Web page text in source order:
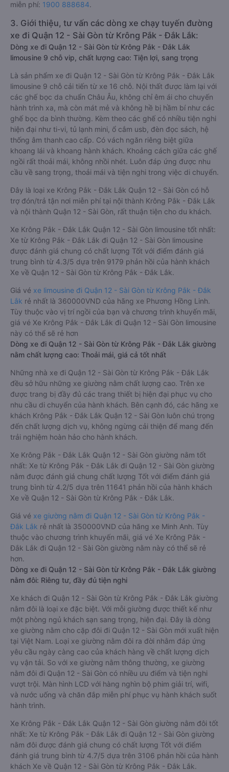
miễn phí: 1900 888684.
3. Giới thiệu, tư vấn các dòng xe chạy tuyến đường
xe đi Quận 12 - Sài Gòn từ Krông Pắk - Đắk Lắk:
Dòng xe đi Quận 12 - Sài Gòn từ Krông Pắk - Đắk Lắk
limousine 9 chỗ vip, chất lượng cao: Tiện lợi, sang trọng
Là sản phẩm xe đi Quận 12 - Sài Gòn từ Krông Pắk - Đắk Lắk
limousine 9 chỗ cải tiến từ xe 16 chỗ. Nội thất được làm lại với
các ghế bọc da chuẩn Châu Âu, không chỉ êm ái cho chuyến
hành trình xa, mà còn mát mẻ và không hề bị hầm bí như các
ghế bọc da bình thường. Kèm theo các ghế có nhiều tiện nghi
hiện đại như ti-vi, tủ lạnh mini, ổ cắm usb, đèn đọc sách, hệ
thống âm thanh cao cấp. Có vách ngăn riêng biệt giữa
khoang lái và khoang hành khách. Khoảng cách giữa các ghế
ngồi rất thoải mái, không nhồi nhét. Luôn đáp ứng được nhu
cầu về sang trọng, thoải mái và tiện nghi trong việc di chuyển.
Đây là loại xe Krông Pắk - Đắk Lắk Quận 12 - Sài Gòn có hỗ
trợ đón/trả tận nơi miễn phí tại nội thành Krông Pắk - Đắk Lắk
và nội thành Quận 12 - Sài Gòn, rất thuận tiện cho du khách.
Xe Krông Pắk - Đắk Lắk Quận 12 - Sài Gòn limousine tốt nhất:
Xe từ Krông Pắk - Đắk Lắk đi Quận 12 - Sài Gòn limousine
được đánh giá chung có chất lượng Tốt với điểm đánh giá
trung bình từ 4.3/5 dựa trên 9179 phản hồi của hành khách
Xe về Quận 12 - Sài Gòn từ Krông Pắk - Đắk Lắk.
Giá vé xe limousine đi Quận 12 - Sài Gòn từ Krông Pắk - Đắk
Lắk rẻ nhất là 360000VND của hãng xe Phương Hồng Linh.
Tùy thuộc vào vị trí ngồi của bạn và chương trình khuyến mãi,
giá vé Xe Krông Pắk - Đắk Lắk đi Quận 12 - Sài Gòn limousine
này có thể sẽ rẻ hơn
Dòng xe đi Quận 12 - Sài Gòn từ Krông Pắk - Đắk Lắk giường
nằm chất lượng cao: Thoải mái, giá cả tốt nhất
Những nhà xe đi Quận 12 - Sài Gòn từ Krông Pắk - Đắk Lắk
đều sở hữu những xe giường nằm chất lượng cao. Trên xe
được trang bị đầy đủ các trang thiết bị hiện đại phục vụ cho
nhu cầu di chuyển của hành khách. Bên cạnh đó, các hãng xe
khách Krông Pắk - Đắk Lắk Quận 12 - Sài Gòn luôn chú trọng
đến chất lượng dịch vụ, không ngừng cải thiện để mang đến
trải nghiệm hoàn hảo cho hành khách.
Xe Krông Pắk - Đắk Lắk Quận 12 - Sài Gòn giường nằm tốt
nhất: Xe từ Krông Pắk - Đắk Lắk đi Quận 12 - Sài Gòn giường
nằm được đánh giá chung chất lượng Tốt với điểm đánh giá
trung bình từ 4.2/5 dựa trên 11641 phản hồi của hành khách
Xe về Quận 12 - Sài Gòn từ Krông Pắk - Đắk Lắk.
Giá vé xe giường nằm đi Quận 12 - Sài Gòn từ Krông Pắk -
Đắk Lắk rẻ nhất là 350000VND của hãng xe Minh Anh. Tùy
thuộc vào chương trình khuyến mãi, giá vé Xe Krông Pắk -
Đắk Lắk đi Quận 12 - Sài Gòn giường nằm này có thể sẽ rẻ
hơn.
Dòng xe đi Quận 12 - Sài Gòn từ Krông Pắk - Đắk Lắk giường
nằm đôi: Riêng tư, đầy đủ tiện nghi
Xe khách đi Quận 12 - Sài Gòn từ Krông Pắk - Đắk Lắk giường
nằm đôi là loại xe đặc biệt. Với mỗi giường được thiết kế như
một phòng ngủ khách sạn sang trọng, hiện đại. Đây là dòng
xe giường nằm cho cặp đôi đi Quận 12 - Sài Gòn mới xuất hiện
tại Việt Nam. Loại xe giường nằm đôi ra đời nhằm đáp ứng
yêu cầu ngày càng cao của khách hàng về chất lượng dịch
vụ vận tải. So với xe giường nằm thông thường, xe giường
nằm đôi đi Quận 12 - Sài Gòn có nhiều ưu điểm và tiện nghi
vượt trội. Màn hình LCD với hàng nghìn bộ phim giải trí, wifi,
và nước uống và chăn đắp miễn phí phục vụ hành khách suốt
hành trình.
Xe Krông Pắk - Đắk Lắk Quận 12 - Sài Gòn giường nằm đôi tốt
nhất: Xe từ Krông Pắk - Đắk Lắk đi Quận 12 - Sài Gòn giường
nằm đôi được đánh giá chung có chất lượng Tốt với điểm
đánh giá trung bình từ 4.7/5 dựa trên 3106 phản hồi của hành
khách Xe về Quận 12 - Sài Gòn từ Krông Pắk - Đắk Lắk.